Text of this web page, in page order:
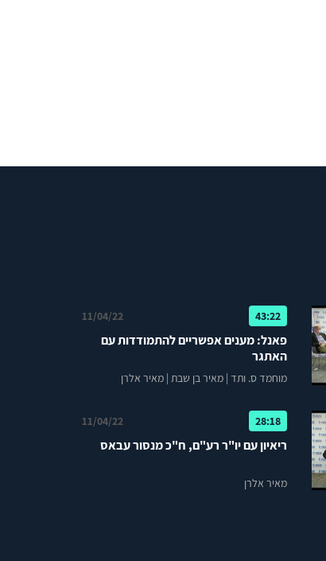
43:22
11/04/22
פאנל: מענים אפשריים להתמודדות עם
האתגר
מוחמד ס. ותד| מאיר בן שבת| מאיר אלרן
28:18
11/04/22
ריאיון עם יו"ר רע"ם, ח"כ מנסור עבאס
מאיר אלרן